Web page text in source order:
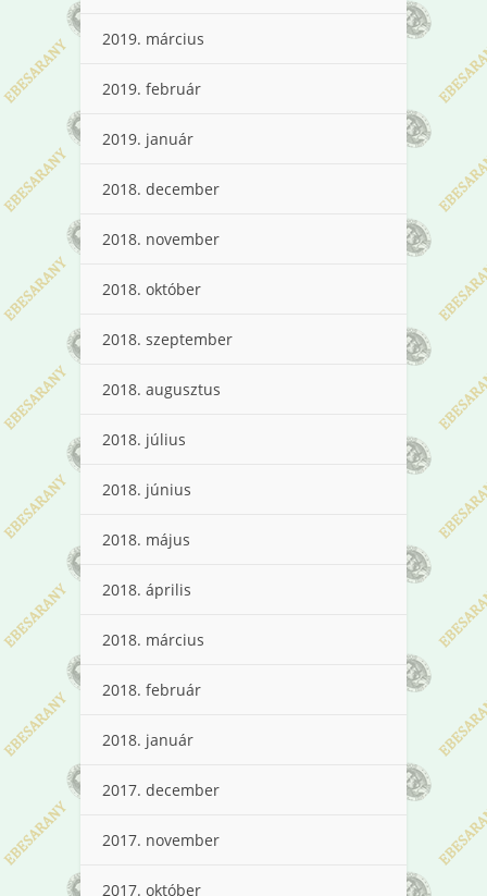
2019. március
2019. február
2019. január
2018. december
2018. november
2018. október
2018. szeptember
2018. augusztus
2018. július
2018. június
2018. május
2018. április
2018. március
2018. február
2018. január
2017. december
2017. november
2017. október